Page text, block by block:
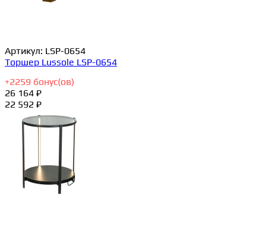
Артикул: LSP-0654
Торшер Lussole LSP-0654
+2259 бонус(ов)
26 164 ₽
22 592 ₽